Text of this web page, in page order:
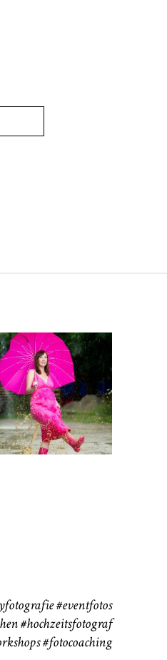
Babybauch
37
#eventfotos
#hochzeitsfotograf
#fotocoaching